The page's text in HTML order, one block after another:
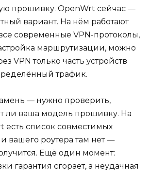
прошивку. OpenWrt сейчас —
вариант. На нём работают
современные VPN-протоколы,
маршрутизации, можно
VPN только часть устройств
трафик.
— нужно проверить,
ли ваша модель прошивку. На
есть список совместимых
вашего роутера там нет —
Ещё один момент:
гарантия сгорает, а неудачная